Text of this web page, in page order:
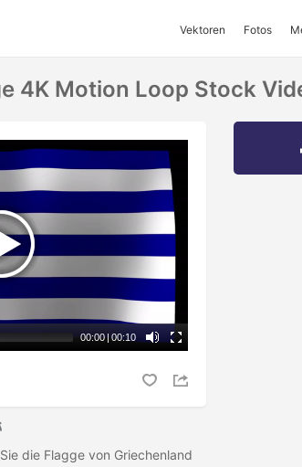
Vektoren Fotos
4K Motion Loop Stock
00:00|00:10
die Flagge von Griechenland